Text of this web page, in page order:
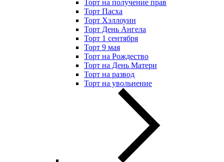
Торт на получение прав
Торт Пасха
Торт Хэллоуин
Торт День Ангела
Торт 1 сентября
Торт 9 мая
Торт на Рождество
Торт на День Матери
Торт на развод
Торт на увольнение